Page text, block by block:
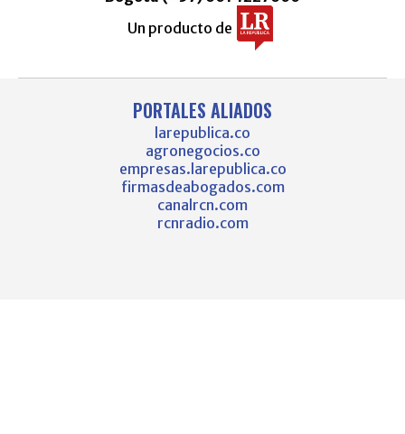
Un producto de
PORTALES ALIADOS
larepublica.co
agronegocios.co
empresas.larepublica.co
firmasdeabogados.com
canalrcn.com
rcnradio.com